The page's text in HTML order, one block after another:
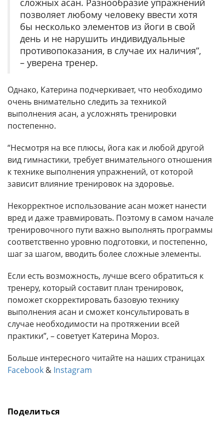
сложных асан. Разнообразие упражнений
позволяет любому человеку ввести хотя
бы несколько элементов из йоги в свой
день и не нарушить индивидуальные
противопоказания, в случае их наличия”,
– уверена тренер.
Однако, Катерина подчеркивает, что необходимо
очень внимательно следить за техникой
выполнения асан, а усложнять тренировки
постепенно.
“Несмотря на все плюсы, йога как и любой другой
вид гимнастики, требует внимательного отношения
к технике выполнения упражнений, от которой
зависит влияние тренировок на здоровье.
Некорректное использование асан может нанести
вред и даже травмировать. Поэтому в самом начале
тренировочного пути важно выполнять программы
соответственно уровню подготовки, и постепенно,
шаг за шагом, вводить более сложные элементы.
Если есть возможность, лучше всего обратиться к
тренеру, который составит план тренировок,
поможет скорректировать базовую технику
выполнения асан и сможет консультировать в
случае необходимости на протяжении всей
практики”, – советует Катерина Мороз.
Больше интересного читайте на наших страницах
Facebook & Instagram
Поделиться